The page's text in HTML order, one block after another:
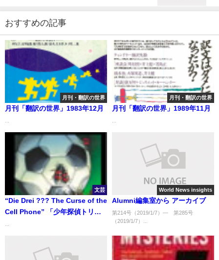
おすすめの記事
月刊・翻訳の世界
月刊「翻訳の世界」1983年12月
月刊・翻訳の世界
月刊「翻訳の世界」1989年11月
文芸
“Die Drei ??? The Curse of the
Cell Phone” 「少年探偵トリ
World News insights
Alumni編集室から アーカイブ
第214号（2019/1/7）― 第285号
（2019/1/7）...